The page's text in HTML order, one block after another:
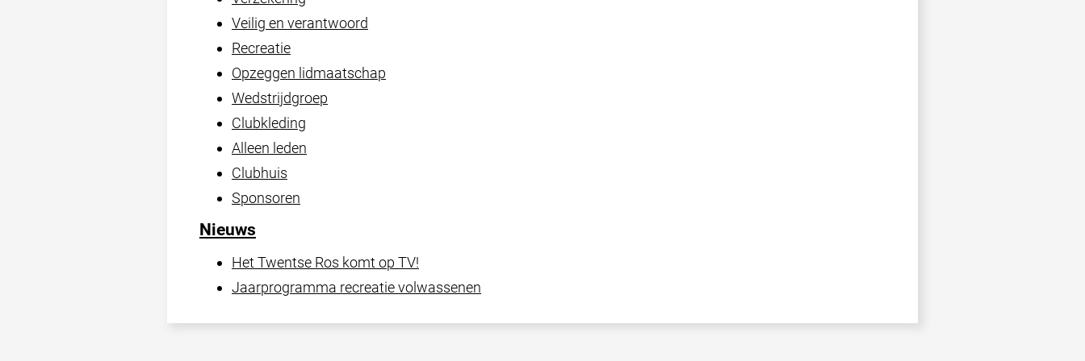
Veilig en verantwoord
Recreatie
Opzeggen lidmaatschap
Wedstrijdgroep
Clubkleding
Alleen leden
Clubhuis
Sponsoren
Nieuws
Het Twentse Ros komt op TV!
Jaarprogramma recreatie volwassenen